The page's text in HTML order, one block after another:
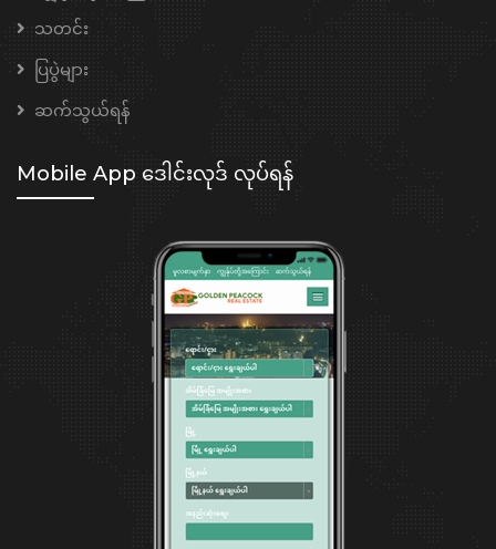
သတင်း
ပြပွဲများ
ဆက်သွယ်ရန်
Mobile App ဒေါင်းလုဒ် လုပ်ရန်